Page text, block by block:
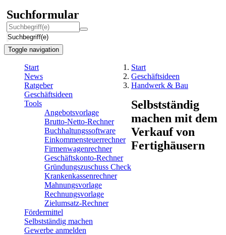
Suchformular
Suchbegriff(e)
Toggle navigation
Start
News
Ratgeber
Geschäftsideen
Tools
Angebotsvorlage
Brutto-Netto-Rechner
Buchhaltungssoftware
Einkommensteuerrechner
Firmenwagenrechner
Geschäftskonto-Rechner
Gründungszuschuss Check
Krankenkassenrechner
Mahnungsvorlage
Rechnungsvorlage
Zielumsatz-Rechner
Fördermittel
Selbstständig machen
Gewerbe anmelden
Start
Geschäftsideen
Handwerk & Bau
Selbstständig
machen mit dem
Verkauf von
Fertighäusern